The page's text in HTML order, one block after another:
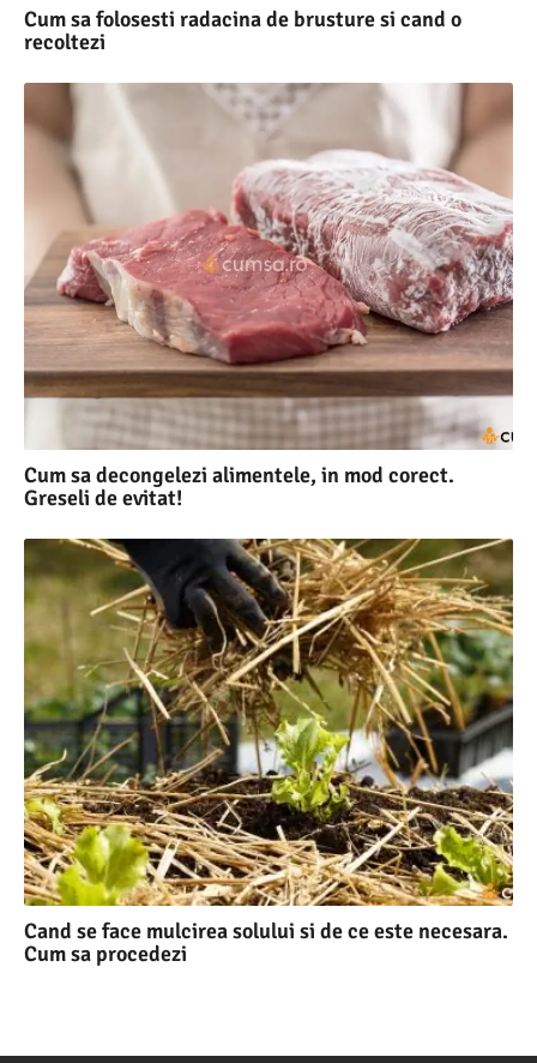
Cum sa folosesti radacina de brusture si cand o
recoltezi
Cum sa decongelezi alimentele, in mod corect.
Greseli de evitat!
Cand se face mulcirea solului si de ce este necesara.
Cum sa procedezi